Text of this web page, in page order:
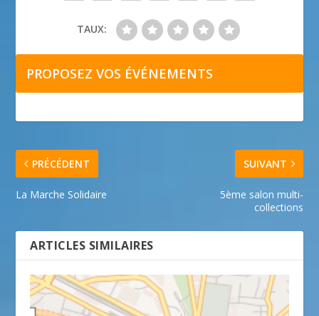
TAUX:
PROPOSEZ VOS ÉVÉNEMENTS
PRÉCÉDENT
La Marche Solidaire
SUIVANT
5ème salon multi-
collections
ARTICLES SIMILAIRES